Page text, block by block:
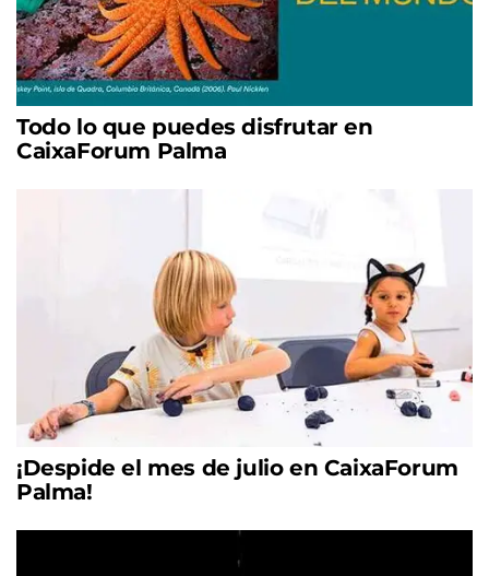
Todo lo que puedes disfrutar en
CaixaForum Palma
¡Despide el mes de julio en CaixaForum
Palma!